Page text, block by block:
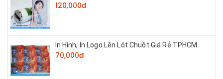
120,000đ
In Hình, In Logo Lên Lót Chuột Giá Rẻ TPHCM
70,000đ